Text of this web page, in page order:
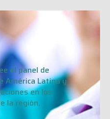
el panel de
América Latina y
en los
la región.